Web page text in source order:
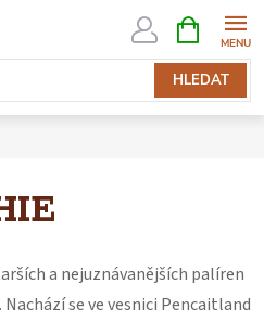
HLEDAT
NÁKUPNÍ
KOŠÍK
a nejuznávanějších palíren
. Nachází se ve vesnici Pencaitland